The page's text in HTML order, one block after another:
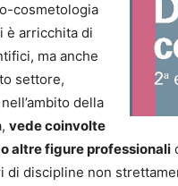
cosmetologia
è arricchita di
ma anche
settore,
della
vede coinvolte
altre figure professionali
di discipline non